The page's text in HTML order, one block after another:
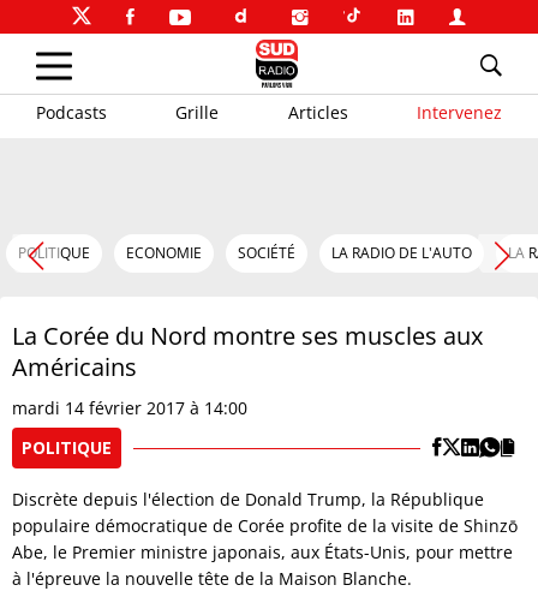
Podcasts Grille Articles Intervenez
POLITIQUE ECONOMIE SOCIÉTÉ LA RADIO DE L'AUTO LA
La Corée du Nord montre ses muscles aux
Américains
mardi 14 février 2017 à 14:00
POLITIQUE
Discrète depuis l'élection de Donald Trump, la République
populaire démocratique de Corée profite de la visite de Shinzō
Abe, le Premier ministre japonais, aux États-Unis, pour mettre
à l'épreuve la nouvelle tête de la Maison Blanche.